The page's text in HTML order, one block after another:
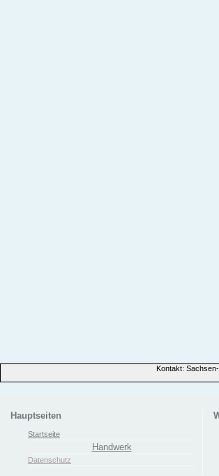
Kontakt:
Hauptseiten
Startseite
Handwerk
Datenschutz